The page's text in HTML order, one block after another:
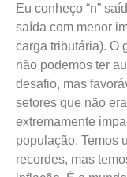
Eu conheço “n”
saída com menor
carga tributária). O
não podemos ter
desafio, mas
setores que não
extremamente
população. Temos
recordes, mas